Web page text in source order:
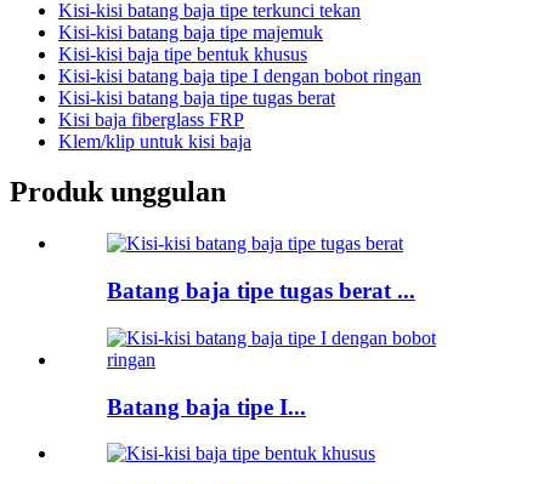
Kisi-kisi batang baja tipe terkunci tekan
Kisi-kisi batang baja tipe majemuk
Kisi-kisi baja tipe bentuk khusus
Kisi-kisi batang baja tipe I dengan bobot ringan
Kisi-kisi batang baja tipe tugas berat
Kisi baja fiberglass FRP
Klem/klip untuk kisi baja
Produk unggulan
Batang baja tipe tugas berat ...
Batang baja tipe I...